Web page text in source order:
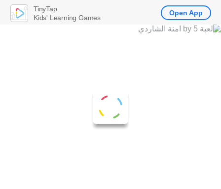
TinyTap
Kids' Learning Games
Open App